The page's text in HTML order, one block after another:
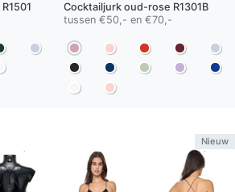
R1501
Cocktailjurk oud-rose R1301B
tussen €50,- en €70,-
Nieuw